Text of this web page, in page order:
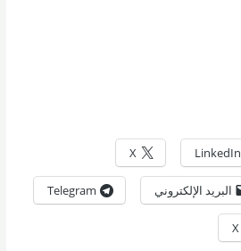
LinkedIn
X
البريد الإلكتروني Telegram
X